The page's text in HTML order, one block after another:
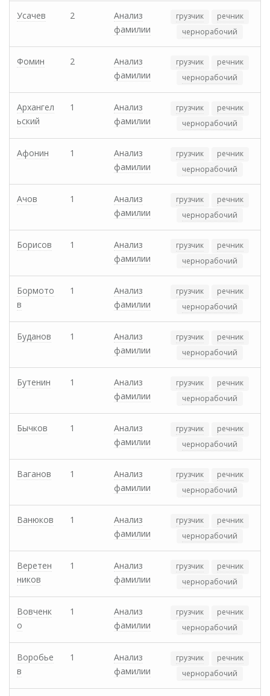
Усачев 2
Анализ
фамилии
грузчик
речник
чернорабочий
Фомин 2
Анализ
фамилии
грузчик
речник
чернорабочий
Архангел
ьский
1
Анализ
фамилии
грузчик
речник
чернорабочий
Афонин 1
Анализ
фамилии
грузчик
речник
чернорабочий
Ачов 1
Анализ
фамилии
грузчик
речник
чернорабочий
Борисов 1
Анализ
фамилии
грузчик
речник
чернорабочий
Бормото
в
1
Анализ
фамилии
грузчик
речник
чернорабочий
Буданов 1
Анализ
фамилии
грузчик
речник
чернорабочий
Бутенин 1
Анализ
фамилии
грузчик
речник
чернорабочий
Бычков 1
Анализ
фамилии
грузчик
речник
чернорабочий
Ваганов 1
Анализ
фамилии
грузчик
речник
чернорабочий
Ванюков 1
Анализ
фамилии
грузчик
речник
чернорабочий
Веретен
ников
1
Анализ
фамилии
грузчик
речник
чернорабочий
Вовченк
о
1
Анализ
фамилии
грузчик
речник
чернорабочий
Воробье
в
1
Анализ
фамилии
грузчик
речник
чернорабочий